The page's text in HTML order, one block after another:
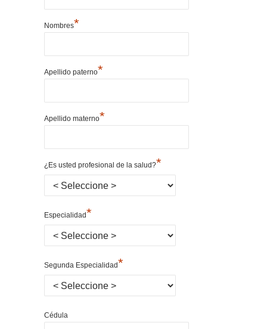
Nombres*
Apellido paterno*
Apellido materno*
¿Es usted profesional de la salud?*
Especialidad*
Segunda Especialidad*
Cédula